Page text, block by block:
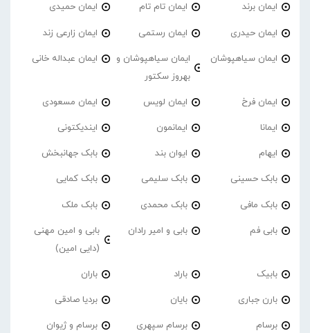
ایمان برند ایمان تام تام ایمان حمیدی
ایمان حیدری ایمان رستمی ایمان زارعی زند
ایمان سیاهپوشان
ایمان سیاهپوشان و
بهروز سکتور
ایمان عبداله خانی
ایمان فرخ ایمان لویس ایمان مسعودی
ایمانا ایمانمون ایندیکتونی
ایهام ایوان بند بابک جهانبخش
بابک حسینی بابک سلیمی بابک کمایی
بابک مافی بابک محمدی بابک ملک
بابی فم بابی و امیر رادان
بابی و امین مهنی
(دایی امین)
بابیک باراد باران
بارن جباری بایان بردیا صادقی
برسام برسام سپهری برسام و ژیوان